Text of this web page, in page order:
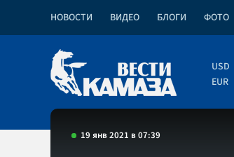
НОВОСТИ ВИДЕО БЛОГИ ФОТО
USD
EUR
19 янв 2021 в 07:39